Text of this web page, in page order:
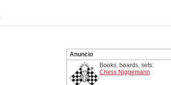
Anuncio
Books, boards, sets:
Chess Niggemann